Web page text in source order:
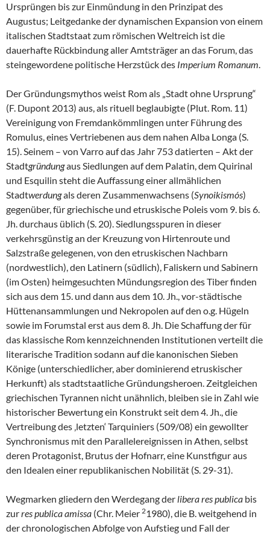
Ursprüngen bis zur Einmündung in den Prinzipat des
Augustus; Leitgedanke der dynamischen Expansion von einem
italischen Stadtstaat zum römischen Weltreich ist die
dauerhafte Rückbindung aller Amtsträger an das Forum, das
steingewordene politische Herzstück des Imperium Romanum.
Der Gründungsmythos weist Rom als „Stadt ohne Ursprung“
(F. Dupont 2013) aus, als rituell beglaubigte (Plut. Rom. 11)
Vereinigung von Fremdankömmlingen unter Führung des
Romulus, eines Vertriebenen aus dem nahen Alba Longa (S.
15). Seinem – von Varro auf das Jahr 753 datierten – Akt der
Stadtgründungaus Siedlungen auf dem Palatin, dem Quirinal
und Esquilin steht die Auffassung einer allmählichen
Stadtwerdungals deren Zusammenwachsens (Synoikismós)
gegenüber, für griechische und etruskische Poleis vom 9. bis 6.
Jh. durchaus üblich (S. 20). Siedlungsspuren in dieser
verkehrsgünstig an der Kreuzung von Hirtenroute und
Salzstraße gelegenen, von den etruskischen Nachbarn
(nordwestlich), den Latinern (südlich), Faliskern und Sabinern
(im Osten) heimgesuchten Mündungsregion des Tiber finden
sich aus dem 15. und dann aus dem 10. Jh., vor-städtische
Hüttenansammlungen und Nekropolen auf den o.g. Hügeln
sowie im Forumstal erst aus dem 8. Jh. Die Schaffung der für
das klassische Rom kennzeichnenden Institutionen verteilt die
literarische Tradition sodann auf die kanonischen Sieben
Könige (unterschiedlicher, aber dominierend etruskischer
Herkunft) als stadtstaatliche Gründungsheroen. Zeitgleichen
griechischen Tyrannen nicht unähnlich, bleiben sie in Zahl wie
historischer Bewertung ein Konstrukt seit dem 4. Jh., die
Vertreibung des ‚letzten‘ Tarquiniers (509/08) ein gewollter
Synchronismus mit den Parallelereignissen in Athen, selbst
deren Protagonist, Brutus der Hofnarr, eine Kunstfigur aus
den Idealen einer republikanischen Nobilität (S. 29-31).
Wegmarken gliedern den Werdegang der libera res publica bis
zurres publica amissa (Chr. Meier 21980), die B. weitgehend in
der chronologischen Abfolge von Aufstieg und Fall der